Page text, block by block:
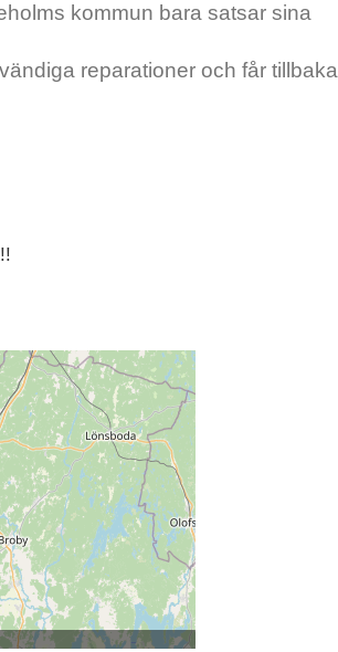
kommun bara satsar sina
reparationer och får tillbaka